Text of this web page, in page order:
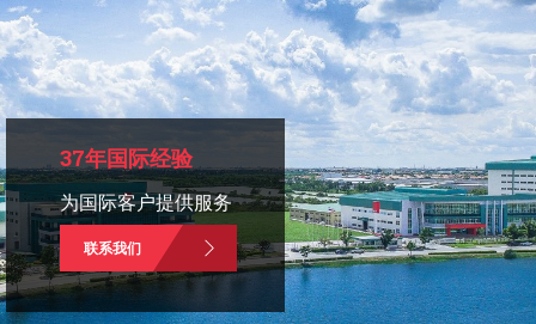
应用领域
工具与资源
新闻媒体
为什么选择科禄格
招聘
37年国际经验
为国际客户提供服务
联系我们